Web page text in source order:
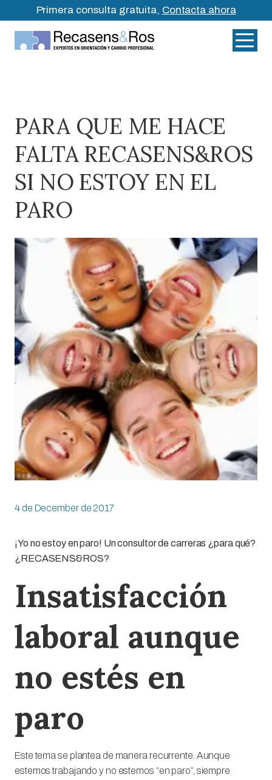
Primera consulta gratuita, Contacta ahora
PARA QUE ME HACE
FALTA RECASENS&ROS
SI NO ESTOY EN EL
PARO
4 de December de 2017
¡Yo no estoy en paro! Un consultor de carreras ¿para qué?
¿RECASENS&ROS?
Insatisfacción
laboral aunque
no estés en
paro
Este tema se plantea de manera recurrente. Aunque
estemos trabajando y no estemos “en paro”, siempre